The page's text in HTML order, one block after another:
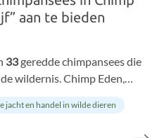
aan te bieden
33geredde chimpansees die
wildernis. Chimp Eden,
is hunlaatste veilige
hebben, is een omgeving
jacht en handel in wilde dieren